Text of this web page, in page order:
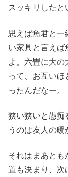
スッキリした
思えば魚君と一
い家具と言えば
よ。六畳に大
って、お互い
ったんだなー。
狭い狭いと愚痴
うのは友人の暖
それはまあとも
置も決まり、